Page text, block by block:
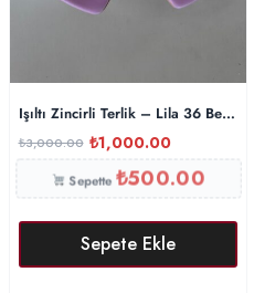
Işıltı Zincirli Terlik – Lila 36 Beden
₺3,000.00 ₺1,000.00
Sepette ₺500.00
Sepete Ekle